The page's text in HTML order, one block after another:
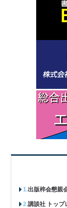
出版梓会懇親
講談社 トップ